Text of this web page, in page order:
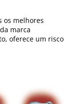
os melhores
marca
oferece um risco